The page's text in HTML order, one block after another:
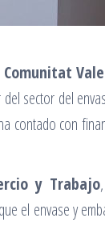
sector del
contado con
y Trabajo,
el envase y